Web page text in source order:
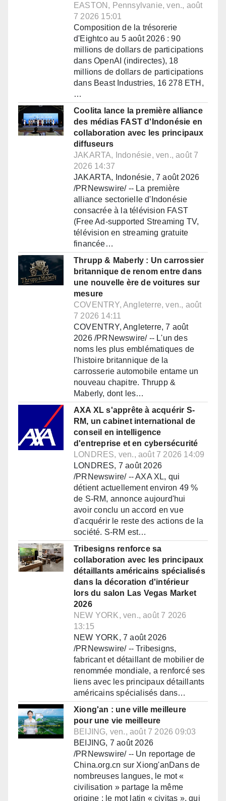
EASTON, Pennsylvanie, ven., août
7 2026 15:01
Composition de la trésorerie
d'Eightco au 5 août 2026 : 90
millions de dollars de participations
dans OpenAI (indirectes), 18
millions de dollars de participations
dans Beast Industries, 16 278 ETH,
…
Coolita lance la première alliance
des médias FAST d'Indonésie en
collaboration avec les principaux
diffuseurs
JAKARTA, Indonésie, ven., août 7
2026 14:37
JAKARTA, Indonésie, 7 août 2026
/PRNewswire/ -- La première
alliance sectorielle d'Indonésie
consacrée à la télévision FAST
(Free Ad-supported Streaming TV,
télévision en streaming gratuite
financée…
Thrupp & Maberly : Un carrossier
britannique de renom entre dans
une nouvelle ère de voitures sur
mesure
COVENTRY, Angleterre, ven., août
7 2026 14:11
COVENTRY, Angleterre, 7 août
2026 /PRNewswire/ -- L'un des
noms les plus emblématiques de
l'histoire britannique de la
carrosserie automobile entame un
nouveau chapitre. Thrupp &
Maberly, dont les…
AXA XL s'apprête à acquérir S-
RM, un cabinet international de
conseil en intelligence
d'entreprise et en cybersécurité
LONDRES, ven., août 7 2026 14:09
LONDRES, 7 août 2026
/PRNewswire/ -- AXA XL, qui
détient actuellement environ 49 %
de S-RM, annonce aujourd'hui
avoir conclu un accord en vue
d'acquérir le reste des actions de la
société. S-RM est…
Tribesigns renforce sa
collaboration avec les principaux
détaillants américains spécialisés
dans la décoration d'intérieur
lors du salon Las Vegas Market
2026
NEW YORK, ven., août 7 2026
13:15
NEW YORK, 7 août 2026
/PRNewswire/ -- Tribesigns,
fabricant et détaillant de mobilier de
renommée mondiale, a renforcé ses
liens avec les principaux détaillants
américains spécialisés dans…
Xiong'an : une ville meilleure
pour une vie meilleure
BEIJING, ven., août 7 2026 09:03
BEIJING, 7 août 2026
/PRNewswire/ -- Un reportage de
China.org.cn sur Xiong'anDans de
nombreuses langues, le mot «
civilisation » partage la même
origine : le mot latin « civitas », qui